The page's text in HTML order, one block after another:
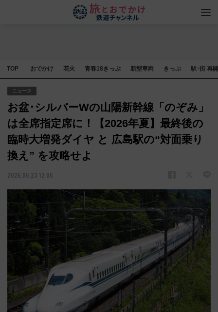
TOP おでかけ 花火 青春18きっぷ 新型車両 きっぷ 駅･街 再
ニュース
お盆･シルバーWの山陽新幹線「のぞみ」
は全席指定席に！【2026年夏】最終後の
臨時大増発ダイヤ と 広島駅の“対面乗り
換え” を攻略せよ
2026.06.23 12:06